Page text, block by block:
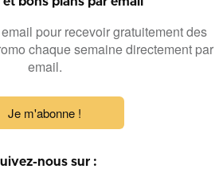
pour recevoir gratuitement des
chaque semaine directement par
email.
Je m'abonne !
nous sur :